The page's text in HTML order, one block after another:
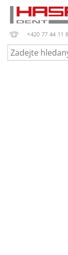
+420 77 44 11